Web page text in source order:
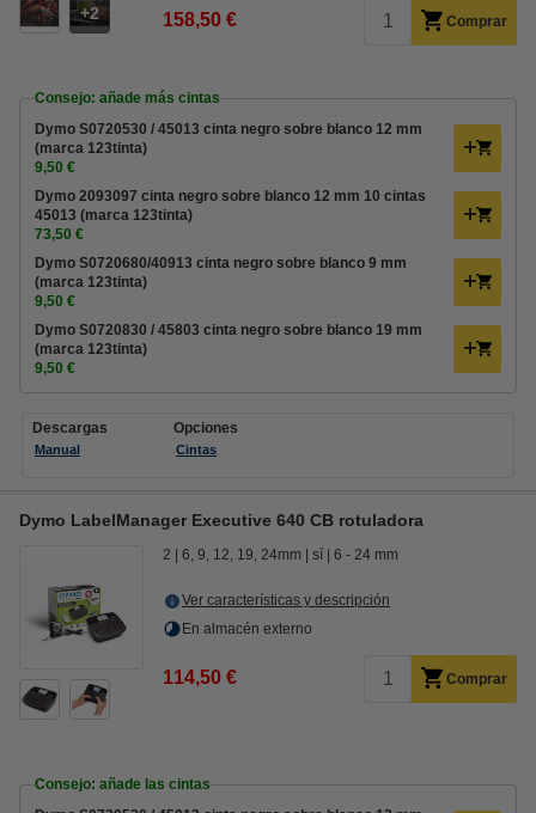
2 158,50 € Comprar
Consejo: añade más cintas
Dymo S0720530 / 45013 cinta negro sobre blanco 12 mm
(marca 123tinta)
9,50 €
Dymo 2093097 cinta negro sobre blanco 12 mm 10 cintas
45013 (marca 123tinta)
73,50 €
Dymo S0720680/40913 cinta negro sobre blanco 9 mm
(marca 123tinta)
9,50 €
Dymo S0720830 / 45803 cinta negro sobre blanco 19 mm
(marca 123tinta)
9,50 €
Descargas
Manual
Opciones
Cintas
Dymo LabelManager Executive 640 CB rotuladora
2 6, 9, 12, 19, 24mm sí 6 - 24 mm
Ver características y descripción
En almacén externo
114,50 € Comprar
Consejo: añade las cintas